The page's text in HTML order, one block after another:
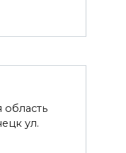
область
ул.